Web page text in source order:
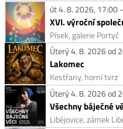
út 4. 8. 2026, 17:00
Písek, galerie Portyč
Úterý 4. 8. 2026 od
Lakomec
Kestřany, horní tvrz
Úterý 4. 8. 2026 od
Všechny báječné
Libějovice, zámek